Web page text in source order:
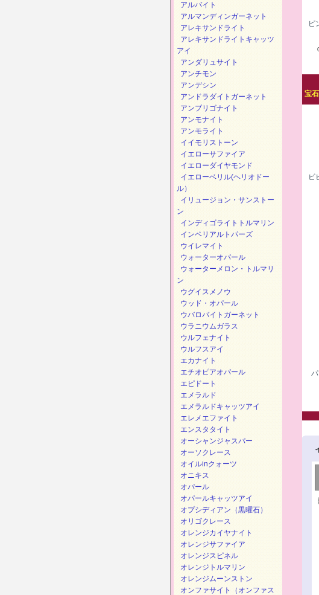
ピ
宝
ビ
アルバイト
アルマンディンガーネット
アレキサンドライト
アレキサンドライトキャッツ
アイ
アンダリュサイト
アンチモン
アンデシン
アンドラダイトガーネット
アンブリゴナイト
アンモナイト
アンモライト
イイモリストーン
イエローサファイア
イエローダイヤモンド
イエローベリル(ヘリオドー
ル）
イリュージョン・サンストー
ン
インディゴライトトルマリン
インペリアルトパーズ
ウイレマイト
ウォーターオパール
ウォーターメロン・トルマリ
ン
ウグイスメノウ
ウッド・オパール
ウバロバイトガーネット
ウラニウムガラス
ウルフェナイト
ウルフスアイ
エカナイト
エチオピアオパール
エピドート
エメラルド
エメラルドキャッツアイ
エレメエファイト
エンスタタイト
オーシャンジャスパー
オーソクレース
オイルinクォーツ
オニキス
オパール
オパールキャッツアイ
オプシディアン（黒曜石）
オリゴクレース
オレンジカイヤナイト
オレンジサファイア
オレンジスピネル
オレンジトルマリン
オレンジムーンストン
オンファサイト（オンファス